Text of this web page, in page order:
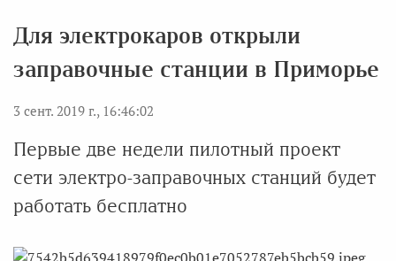
Для электрокаров открыли
заправочные станции в Приморье
3 сент. 2019 г., 16:46:02
Первые две недели пилотный проект
сети электро-заправочных станций будет
работать бесплатно